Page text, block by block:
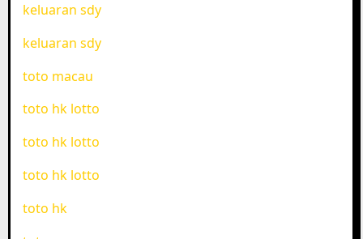
keluaran sdy
keluaran sdy
toto macau
toto hk lotto
toto hk lotto
toto hk lotto
toto hk